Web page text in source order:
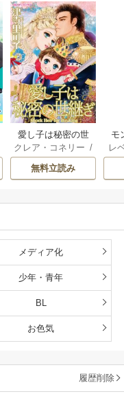
愛し子は秘密の世
継ぎ
クレア・コネリー /
津寺里可子
無料立読み
モ
結
レ
メディア化
少年・青年
BL
お色気
履歴削除